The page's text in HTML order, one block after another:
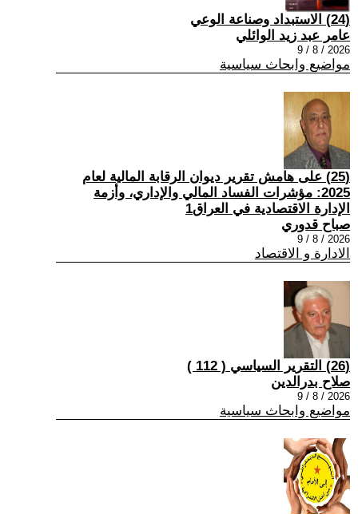
(24) الاستبداد وصناعة الوعي
عامر عبد زيد الوائلي
2026 / 8 / 9
مواضيع وابحاث سياسية
(25) على هامش تقرير ديوان الرقابة المالية لعام
2025: مؤشرات الفساد المالي والإداري، وأزمة
الإدارة الاقتصادية في العراق1
صباح قدوري
2026 / 8 / 9
الادارة و الاقتصاد
(26) التقرير السياسي ( 112 )
صلاح بدرالدين
2026 / 8 / 9
مواضيع وابحاث سياسية